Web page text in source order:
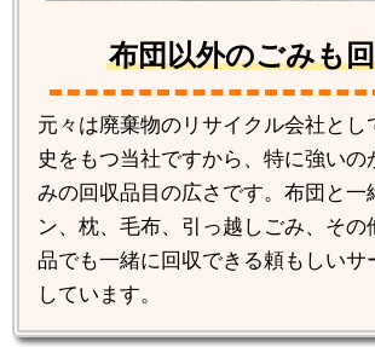
布団以外のごみも
元々は廃棄物のリサイクル会社とし
史をもつ当社ですから、特に強いの
みの回収品目の広さです。布団と一
ン、枕、毛布、引っ越しごみ、その
品でも一緒に回収できる頼もしいサ
しています。